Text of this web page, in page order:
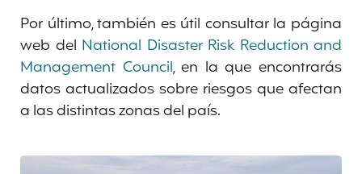
Por último, también es útil consultar la página
web del National Disaster Risk Reduction and
Management Council, en la que encontrarás
datos actualizados sobre riesgos que afectan
a las distintas zonas del país.